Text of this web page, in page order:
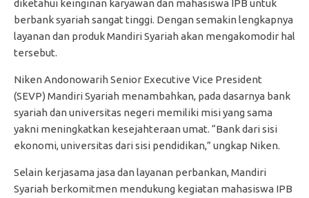
diketahui keinginan karyawan dan mahasiswa IPB untuk
berbank syariah sangat tinggi. Dengan semakin lengkapnya
layanan dan produk Mandiri Syariah akan mengakomodir hal
tersebut.
Niken Andonowarih Senior Executive Vice President
(SEVP) Mandiri Syariah menambahkan, pada dasarnya bank
syariah dan universitas negeri memiliki misi yang sama
yakni meningkatkan kesejahteraan umat. “Bank dari sisi
ekonomi, universitas dari sisi pendidikan,” ungkap Niken.
Selain kerjasama jasa dan layanan perbankan, Mandiri
Syariah berkomitmen mendukung kegiatan mahasiswa IPB